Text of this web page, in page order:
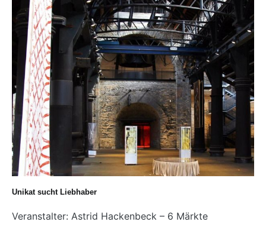
Unikat sucht Liebhaber
Veranstalter: Astrid Hackenbeck – 6 Märkte